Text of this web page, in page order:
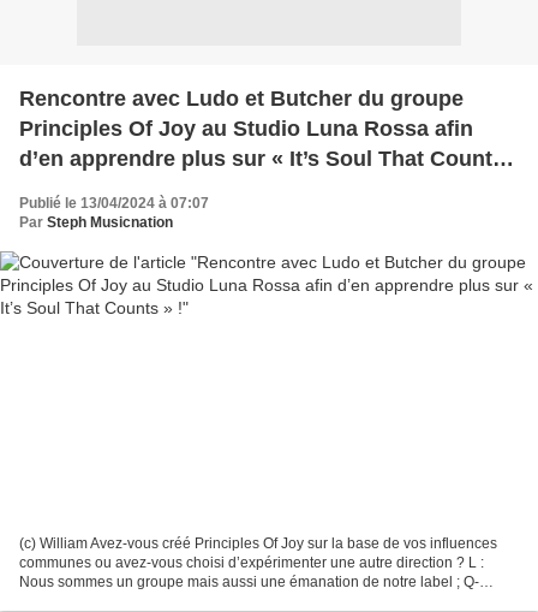
Rencontre avec Ludo et Butcher du groupe
Principles Of Joy au Studio Luna Rossa afin
d’en apprendre plus sur « It’s Soul That Counts
Publié le 13/04/2024 à 07:07
Par Steph Musicnation
(c) William Avez-vous créé Principles Of Joy sur la base de vos influences
communes ou avez-vous choisi d’expérimenter une autre direction ? L :
Nous sommes un groupe mais aussi une émanation de notre label ; Q-